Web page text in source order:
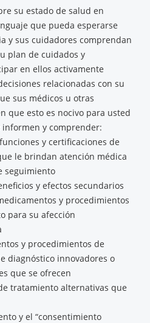
su estado de salud en
que pueda esperarse
y sus cuidadores comprendan
plan de cuidados y
en ellos activamente
relacionadas con su
sus médicos u otras
que esto es nocivo para usted
informen y comprender:
y certificaciones de
le brindan atención médica
seguimiento
y efectos secundarios
y procedimientos
para su afección
y procedimientos de
diagnóstico innovadores o
que se ofrecen
tratamiento alternativas que
y el “consentimiento